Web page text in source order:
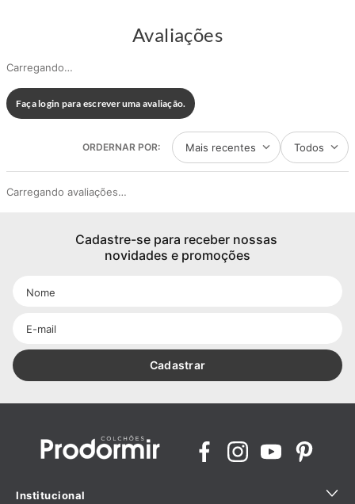
Avaliações
Carregando…
Faça login para escrever uma avaliação.
Mais recentes Todos
Carregando avaliações…
Cadastre-se para receber nossas
novidades e promoções
Cadastrar
Institucional